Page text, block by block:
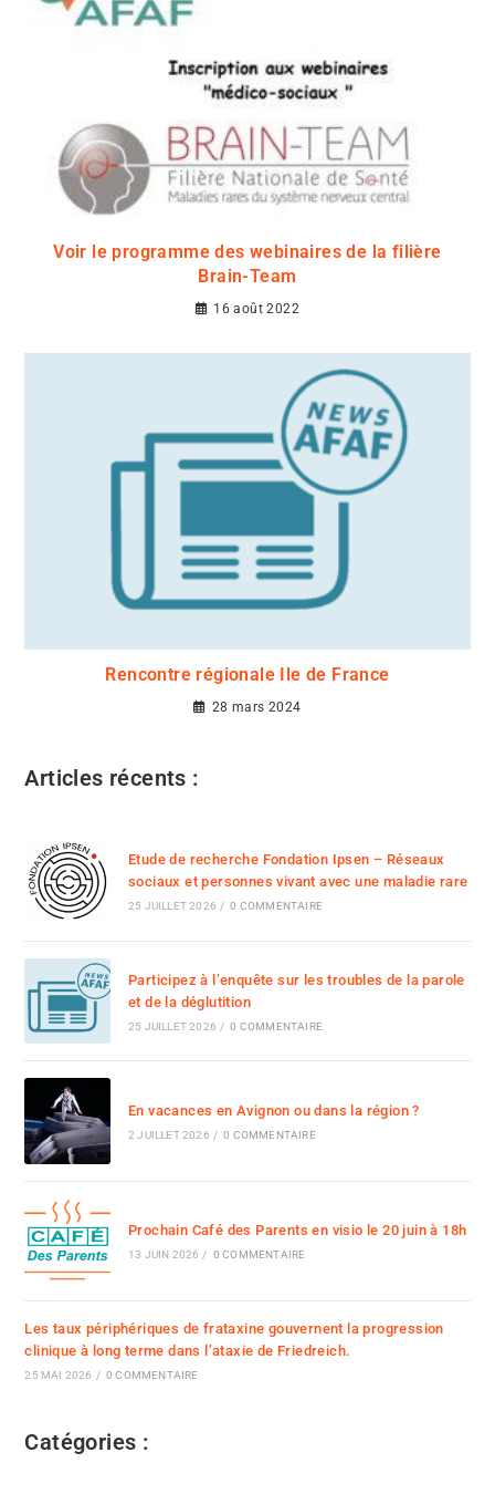
Voir le programme des webinaires de la filière
Brain-Team
16 août 2022
Rencontre régionale Ile de France
28 mars 2024
Articles récents :
Etude de recherche Fondation Ipsen – Réseaux
sociaux et personnes vivant avec une maladie rare
25 JUILLET 2026 / 0 COMMENTAIRE
Participez à l’enquête sur les troubles de la parole
et de la déglutition
25 JUILLET 2026 / 0 COMMENTAIRE
En vacances en Avignon ou dans la région ?
2 JUILLET 2026 / 0 COMMENTAIRE
Prochain Café des Parents en visio le 20 juin à 18h
13 JUIN 2026 / 0 COMMENTAIRE
Les taux périphériques de frataxine gouvernent la progression
clinique à long terme dans l’ataxie de Friedreich.
25 MAI 2026 / 0 COMMENTAIRE
Catégories :